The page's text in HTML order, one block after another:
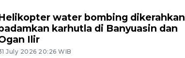
water bombing dikerahkan
karhutla di Banyuasin dan
Ilir
July 2026 20:26 WIB